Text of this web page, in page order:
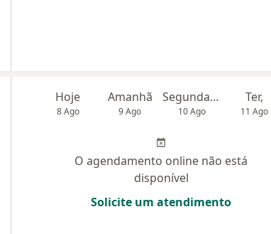
Hoje
8 Ago
Amanhã
9 Ago
Segunda-feira
10 Ago
Ter,
11 Ago
O agendamento online não está
disponível
Solicite um atendimento